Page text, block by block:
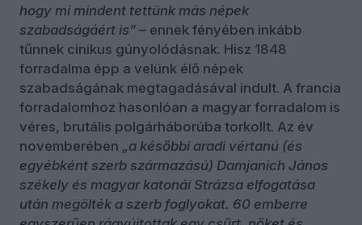
hogy mi mindent tettünk más népek
szabadságáért is” – ennek fényében inkább
tűnnek cinikus gúnyolódásnak. Hisz 1848
forradalma épp a velünk élő népek
szabadságának megtagadásával indult. A francia
forradalomhoz hasonlóan a magyar forradalom is
véres, brutális polgárháborúba torkollt. Az év
novemberében „a későbbi aradi vértanú (és
egyébként szerb származású) Damjanich János
székely és magyar katonái Strázsa elfogatása
után megölték a szerb foglyokat. 60 emberre